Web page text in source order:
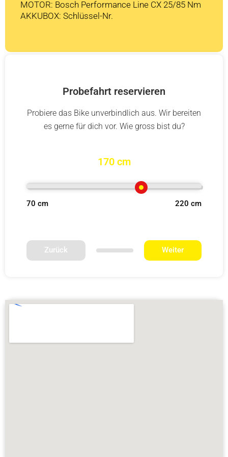
MOTOR: Bosch Performance Line CX 25/85 Nm
AKKUBOX: Schlüssel-Nr.
Probefahrt reservieren
Probiere das Bike unverbindlich aus. Wir bereiten
es gerne für dich vor. Wie gross bist du?
170 cm
70 cm 220 cm
Zurück Weiter